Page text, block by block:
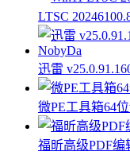
LTSC
迅雷
微PE工具箱64
福昕高级PDF编